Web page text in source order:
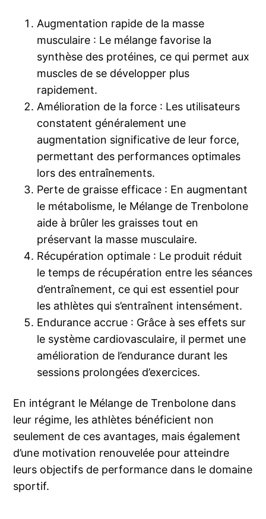
Augmentation rapide de la masse
musculaire : Le mélange favorise la
synthèse des protéines, ce qui permet aux
muscles de se développer plus
rapidement.
Amélioration de la force : Les utilisateurs
constatent généralement une
augmentation significative de leur force,
permettant des performances optimales
lors des entraînements.
Perte de graisse efficace : En augmentant
le métabolisme, le Mélange de Trenbolone
aide à brûler les graisses tout en
préservant la masse musculaire.
Récupération optimale : Le produit réduit
le temps de récupération entre les séances
d’entraînement, ce qui est essentiel pour
les athlètes qui s’entraînent intensément.
Endurance accrue : Grâce à ses effets sur
le système cardiovasculaire, il permet une
amélioration de l’endurance durant les
sessions prolongées d’exercices.
En intégrant le Mélange de Trenbolone dans
leur régime, les athlètes bénéficient non
seulement de ces avantages, mais également
d’une motivation renouvelée pour atteindre
leurs objectifs de performance dans le domaine
sportif.